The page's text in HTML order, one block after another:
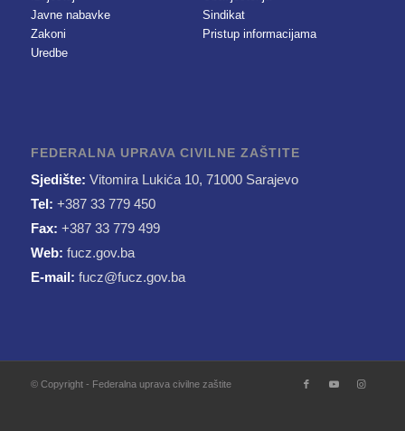
Javne nabavke
Zakoni
Uredbe
Sindikat
Pristup informacijama
FEDERALNA UPRAVA CIVILNE ZAŠTITE
Sjedište: Vitomira Lukića 10, 71000 Sarajevo
Tel: +387 33 779 450
Fax: +387 33 779 499
Web: fucz.gov.ba
E-mail: fucz@fucz.gov.ba
© Copyright - Federalna uprava civilne zaštite